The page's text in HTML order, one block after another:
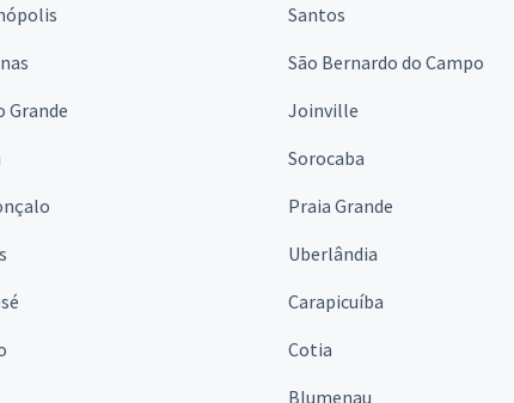
Santos
São Bernardo do Campo
Grande
Joinville
Sorocaba
Praia Grande
Uberlândia
Carapicuíba
Cotia
Blumenau